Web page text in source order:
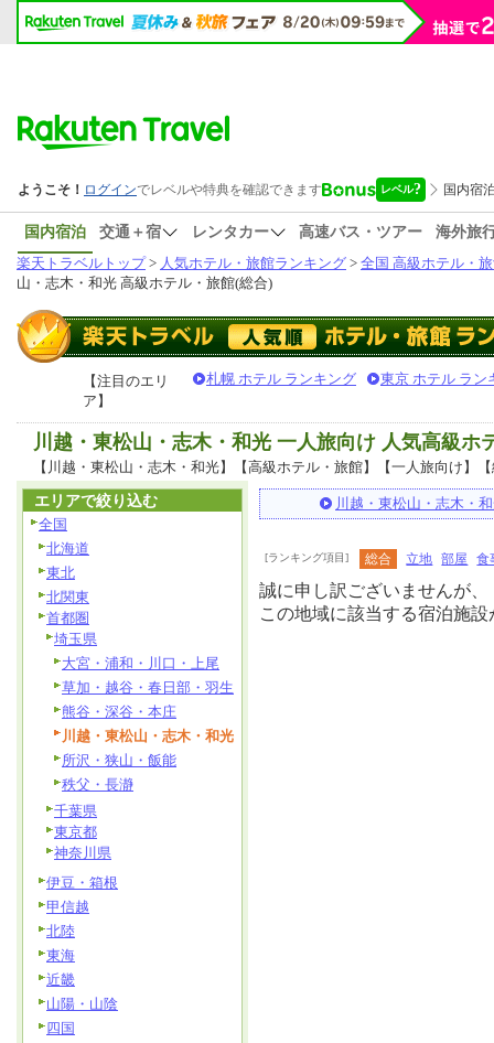
国内宿泊 交通＋宿 レンタカー 高速バス・ツアー
海外旅
楽天トラベルトップ> 人気ホテル・旅館ランキング > 全国 高級ホテル・
山・志木・和光 高級ホテル・旅館(総合)
【注目のエリ
ア】
札幌 ホテル ランキング 東京 ホテル ラン
川越・東松山・志木・和光 一人旅向け 人気高級ホ
【川越・東松山・志木・和光】【高級ホテル・旅館】【一人旅向け】
川越・東松山・志木・
[ランキング項目] 総合 立地 部屋 食
誠に申し訳ございませんが、
この地域に該当する宿泊施
エリアで絞り込む
全国
北海道
東北
北関東
首都圏
埼玉県
大宮・浦和・川口・上尾
草加・越谷・春日部・羽生
熊谷・深谷・本庄
川越・東松山・志木・和光
所沢・狭山・飯能
秩父・長瀞
千葉県
東京都
神奈川県
伊豆・箱根
甲信越
北陸
東海
近畿
山陽・山陰
四国